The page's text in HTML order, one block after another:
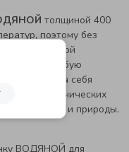
толщиной 400
поэтому без
одной
на любую
себя
механических
человека и природы.
ВОДЯНОЙ для